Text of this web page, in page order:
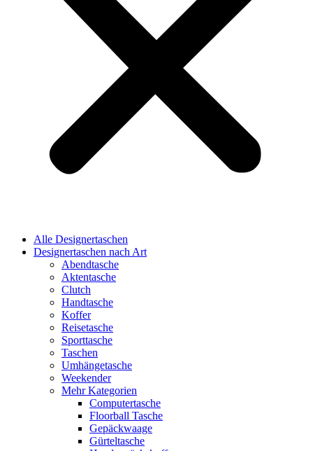
Alle Designertaschen
Designertaschen nach Art
Abendtasche
Aktentasche
Clutch
Handtasche
Koffer
Reisetasche
Sporttasche
Taschen
Umhängetasche
Weekender
Mehr Kategorien
Computertasche
Floorball Tasche
Gepäckwaage
Gürteltasche